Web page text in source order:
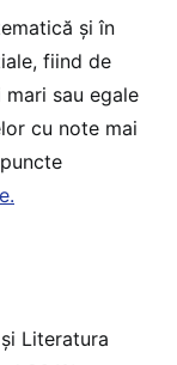
și în
fiind de
sau egale
cu note mai
Literatura